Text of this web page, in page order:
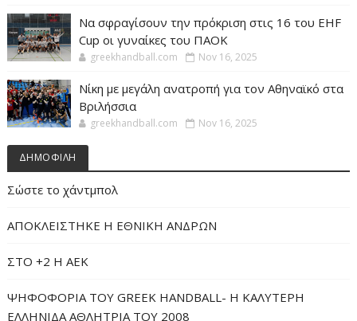
Να σφραγίσουν την πρόκριση στις 16 του EHF
Cup οι γυναίκες του ΠΑΟΚ
greekhandball.com Nov 16, 2025
Νίκη με μεγάλη ανατροπή για τον Αθηναϊκό στα
Βριλήσσια
greekhandball.com Nov 16, 2025
ΔΗΜΟΦΙΛΗ
Σώστε το χάντμπολ
ΑΠΟΚΛΕΙΣΤΗΚΕ Η ΕΘΝΙΚΗ ΑΝΔΡΩΝ
ΣΤΟ +2 Η ΑΕΚ
ΨΗΦΟΦΟΡΙΑ ΤΟΥ GREEK HANDBALL- H ΚΑΛΥΤΕΡΗ
ΕΛΛΗΝΙΔΑ ΑΘΛΗΤΡΙΑ ΤΟΥ 2008